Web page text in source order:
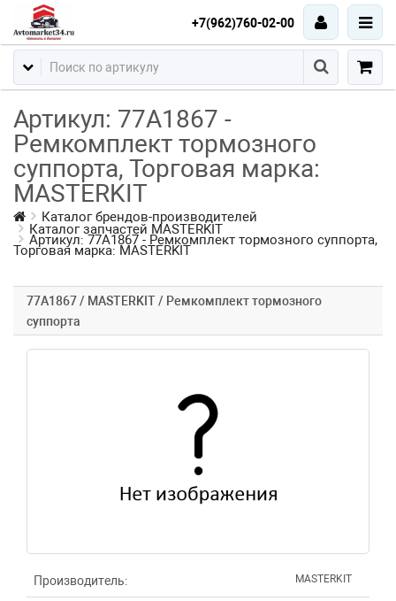
+7(962)760-02-00
Артикул: 77A1867 -
Ремкомплект тормозного
суппорта, Торговая марка:
MASTERKIT
Каталог брендов-производителей
Каталог запчастей MASTERKIT
Артикул: 77A1867 - Ремкомплект тормозного суппорта,
Торговая марка: MASTERKIT
77A1867 / MASTERKIT / Ремкомплект тормозного
суппорта
Производитель: MASTERKIT